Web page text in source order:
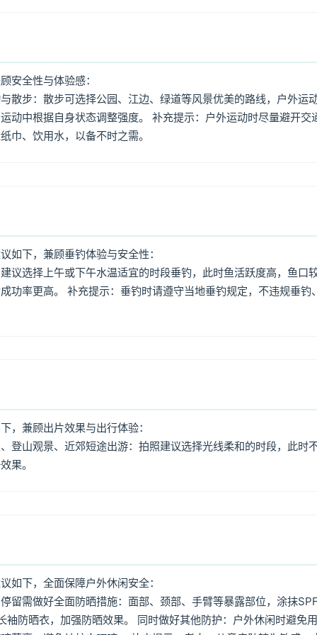
安全性与体验感：
散步：散步可选择公园、江边、绿道等风景优美的路线，户外运
动中根据自身状态调整强度。 补充提示：户外运动时尽量避开交
巾、饮用水，以备不时之需。
如下，兼顾垂钓体验与安全性：
议选择上午或下午水温适宜的时段垂钓，此时鱼活跃度高，鱼口
功率更高。 补充提示：垂钓时请遵守当地垂钓规定，不违规垂钓
，兼顾出片效果与出行体验：
登山观景、近郊短途出游：拍照建议选择光线柔和的时段，此时
果。
如下，全面保障户外休闲安全：
留需做好全面防晒措施：面部、颈部、手臂等暴露部位，涂抹
防晒衣，加强防晒效果。 同时做好其他防护：户外休闲时避免